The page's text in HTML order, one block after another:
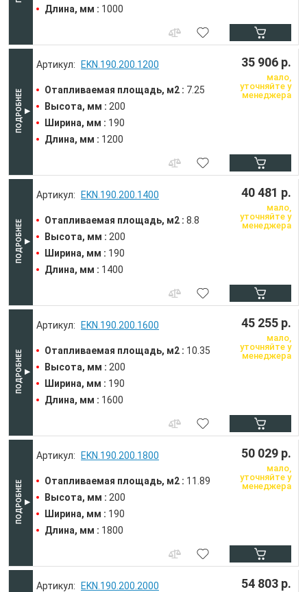
Длина, мм : 1000
EKN.190.200.1200
Отапливаемая площадь, м2 : 7.25
Высота, мм : 200
Ширина, мм : 190
Длина, мм : 1200
35 906 р.
мало,
уточняйте у
менеджера
EKN.190.200.1400
Отапливаемая площадь, м2 : 8.8
Высота, мм : 200
Ширина, мм : 190
Длина, мм : 1400
40 481 р.
мало,
уточняйте у
менеджера
EKN.190.200.1600
Отапливаемая площадь, м2 : 10.35
Высота, мм : 200
Ширина, мм : 190
Длина, мм : 1600
45 255 р.
мало,
уточняйте у
менеджера
EKN.190.200.1800
Отапливаемая площадь, м2 : 11.89
Высота, мм : 200
Ширина, мм : 190
Длина, мм : 1800
50 029 р.
мало,
уточняйте у
менеджера
EKN.190.200.2000 54 803 р.